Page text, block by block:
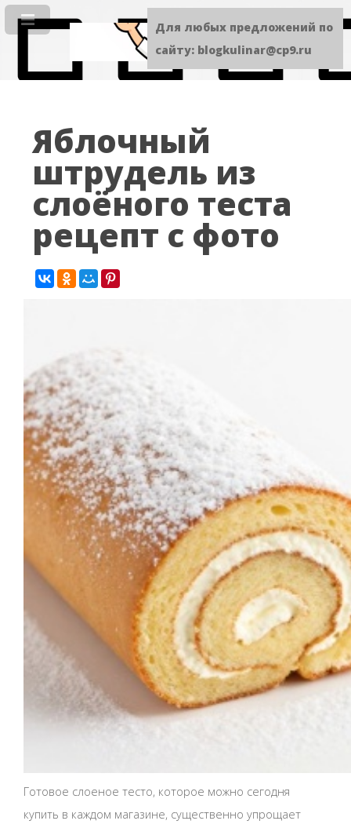
Яблочный
штрудель из
слоёного теста
рецепт с фото
Готовое слоеное тесто, которое можно сегодня
купить в каждом магазине, существенно упрощает
Для любых предложений по
сайту: blogkulinar@cp9.ru